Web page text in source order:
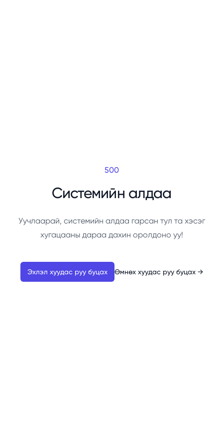
500
Системийн алдаа
Уучлаарай, системийн алдаа гарсан тул та хэсэг
хугацааны дараа дахин оролдоно уу!
Эхлэл хуудас руу буцах Өмнөх хуудас руу буцах →